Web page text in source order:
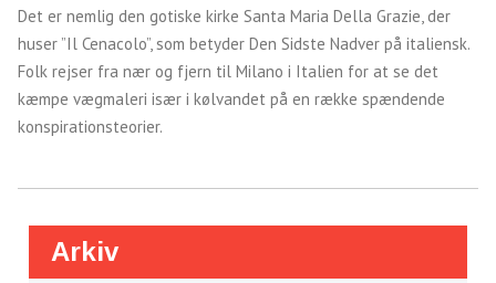
Det er nemlig den gotiske kirke Santa Maria Della Grazie, der
huser ”Il Cenacolo”, som betyder Den Sidste Nadver på italiensk.
Folk rejser fra nær og fjern til Milano i Italien for at se det
kæmpe vægmaleri især i kølvandet på en række spændende
konspirationsteorier.
Arkiv